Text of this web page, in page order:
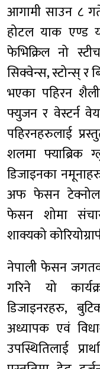
आगामी साउन ८ गते
होटल याक एण्ड
फेभिक्रिल नो
सिक्वेन्स, स्टोन्स् र
भएका पहिरन
फ्युजन र वेस्टर्न
पहिरनहरुलाई
शलमा फ्याब्रिक
डिजाइनका
अफ फेसन
फेसन शोमा
शाक्यको
नेपाली फेसन
गरिने यो
डिजाइनरहरु,
अध्यापक एवं
उपस्थितिलाई